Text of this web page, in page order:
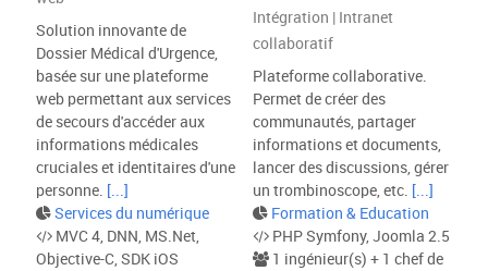
Solution innovante de
Dossier Médical d'Urgence,
basée sur une plateforme
web permettant aux services
de secours d'accéder aux
informations médicales
cruciales et identitaires d'une
personne. [...]
Services du numérique
MVC 4, DNN, MS.Net,
Objective-C, SDK iOS
Intégration | Intranet
collaboratif
Plateforme collaborative.
Permet de créer des
communautés, partager
informations et documents,
lancer des discussions, gérer
un trombinoscope, etc. [...]
Formation & Education
PHP Symfony, Joomla 2.5
1 ingénieur(s) + 1 chef de